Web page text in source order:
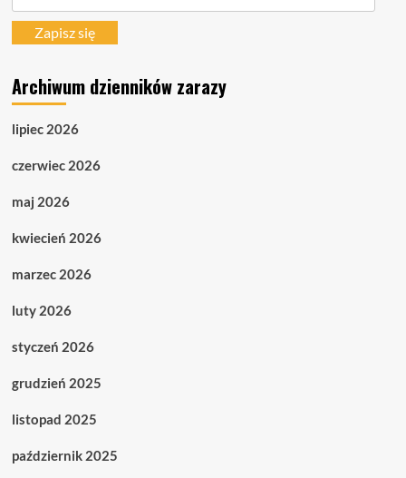
mailZapisz się
Archiwum dzienników zarazy
lipiec 2026
czerwiec 2026
maj 2026
kwiecień 2026
marzec 2026
luty 2026
styczeń 2026
grudzień 2025
listopad 2025
październik 2025